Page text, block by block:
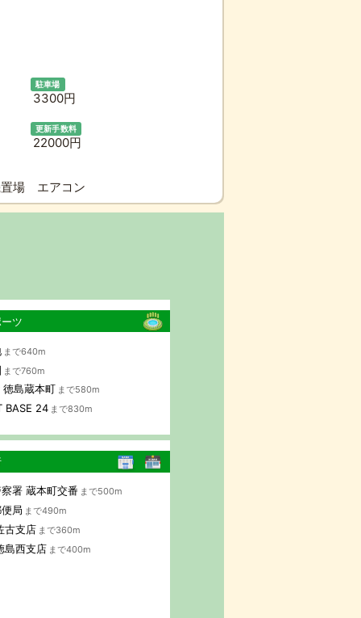
駐車場
3300円
更新手数料
22000円
場 エアコン
ツ
まで640m
まで760m
島蔵本町 まで580m
BASE 24 まで830m
署 蔵本町交番 まで500m
局 まで490m
古支店 まで360m
島西支店 まで400m